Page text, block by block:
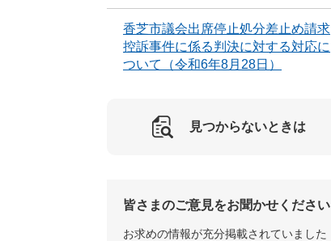
香芝市議会出席停止処分差止め請求
控訴事件に係る判決に対する対応に
ついて（令和6年8月28日）
見つからないときは
皆さまのご意見をお聞かせください
お求めの情報が充分掲載されていました